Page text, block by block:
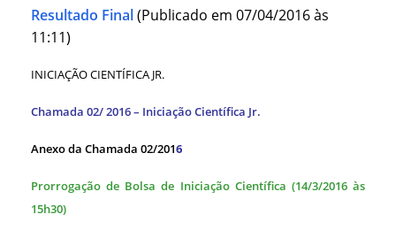
Resultado Final(Publicado em 07/04/2016 às
11:11)
INICIAÇÃO CIENTÍFICA JR.
Chamada 02/ 2016 – Iniciação Científica Jr.
Anexo da Chamada 02/2016
Prorrogação de Bolsa de Iniciação Científica (14/3/2016 às
15h30)